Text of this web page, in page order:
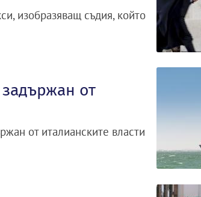
изобразяващ съдия, който
от
от италианските власти